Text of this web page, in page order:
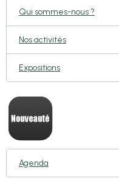
Qui sommes-nous ?
Nos activités
Expositions
Agenda